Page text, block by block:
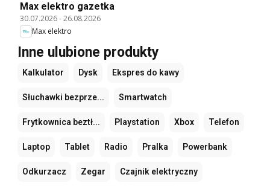
Max elektro gazetka
30.07.2026-26.08.2026
Max elektro
Inne ulubione produkty
Kalkulator Dysk Ekspres do kawy
Słuchawki bezprze... Smartwatch
Frytkownica beztł... Playstation Xbox Telefon
Laptop Tablet Radio Pralka Powerbank
Odkurzacz Zegar Czajnik elektryczny